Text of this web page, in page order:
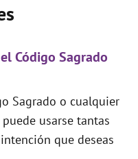
Código Sagrado
Sagrado o cualquier
usarse tantas
que deseas